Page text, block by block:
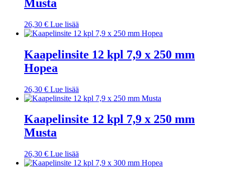
Musta
26,30 € Lue lisää
Kaapelinsite 12 kpl 7,9 x 250 mm
Hopea
26,30 € Lue lisää
Kaapelinsite 12 kpl 7,9 x 250 mm
Musta
26,30 € Lue lisää